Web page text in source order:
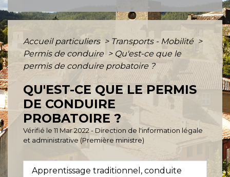
Accueil particuliers > Transports - Mobilité >
Permis de conduire > Qu'est-ce que le
permis de conduire probatoire ?
QU'EST-CE QUE LE PERMIS
DE CONDUIRE
PROBATOIRE ?
Vérifié le 11 Mar 2022 - Direction de l'information légale
et administrative (Première ministre)
Apprentissage traditionnel, conduite